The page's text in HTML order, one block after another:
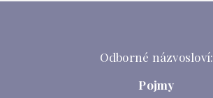
Odborné názvosloví:
Pojmy